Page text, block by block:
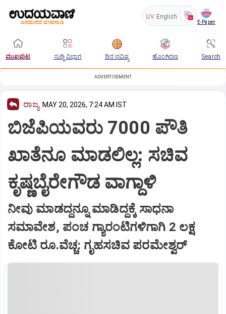
UV English
E-Paper
ಮುಖಪುಟ ಸುದ್ದಿ ವಿಭಾಗ ದಿನ ಭವಿಷ್ಯ ಹೊಂಗಿರಣ Search
ADVERTISEMENT
ರಾಜ್ಯ MAY 20, 2026, 7:24 AM IST
ಬಿಜೆಪಿಯವರು 7000 ಪೌತಿ
ಖಾತೆನೂ ಮಾಡಲಿಲ್ಲ: ಸಚಿವ
ಕೃಷ್ಣಬೈರೇಗೌಡ ವಾಗ್ದಾಳಿ
ನೀವು ಮಾಡದ್ದನ್ನೂ ಮಾಡಿದ್ದಕ್ಕೆ ಸಾಧನಾ
ಸಮಾವೇಶ, ಪಂಚ ಗ್ಯಾರಂಟಿಗಳಿಗಾಗಿ 2 ಲಕ್ಷ
ಕೋಟಿ ರೂ.ವೆಚ್ಚ: ಗೃಹಸಚಿವ ಪರಮೇಶ್ವರ್‌